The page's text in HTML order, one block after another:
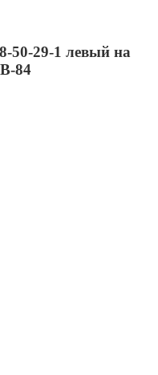
50-29-1 левый на
84